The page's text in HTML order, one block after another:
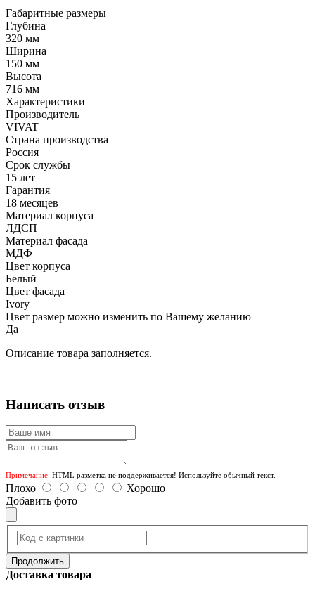
Габаритные размеры
Глубина
320 мм
Ширина
150 мм
Высота
716 мм
Характеристики
Производитель
VIVAT
Страна производства
Россия
Срок службы
15 лет
Гарантия
18 месяцев
Материал корпуса
ЛДСП
Материал фасада
МДФ
Цвет корпуса
Белый
Цвет фасада
Ivory
Цвет размер можно изменить по Вашему желанию
Да
Описание товара заполняется.
Написать отзыв
Примечание: HTML разметка не поддерживается! Используйте обычный текст.
Плохо
Хорошо
Добавить фото
Продолжить
Доставка товара